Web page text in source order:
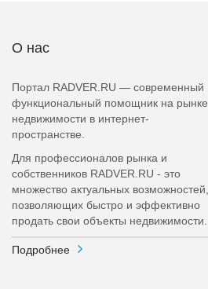
О нас
Портал RADVER.RU — современный
функциональный помощник на рынке
недвижимости в интернет-
пространстве.
Для профессионалов рынка и
собственников RADVER.RU - это
множество актуальных возможностей,
позволяющих быстро и эффективно
продать свои объекты недвижимости.
Подробнее